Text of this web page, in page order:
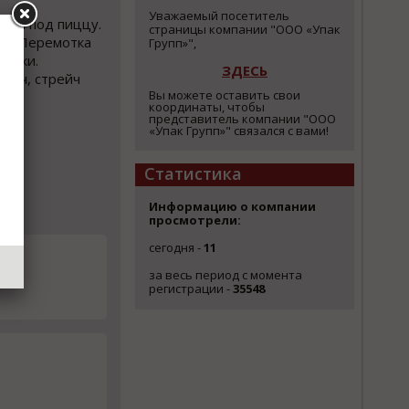
под пиццу.
Перемотка
стрейч
Уважаемый посетитель
страницы компании "ООО «Упак
Групп»",
ЗДЕСЬ
Вы можете оставить свои
координаты, чтобы
представитель компании "ООО
«Упак Групп»" связался с вами!
Статистика
Информацию о компании
просмотрели:
сегодня -11
за весь период с момента
регистрации -35548